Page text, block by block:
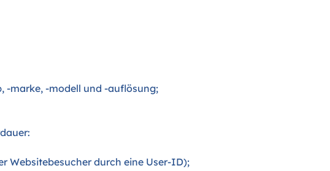
-marke, -modell und -auflösung;
Websitebesucher durch eine User-ID);